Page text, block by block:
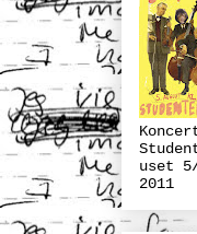
uset
2011